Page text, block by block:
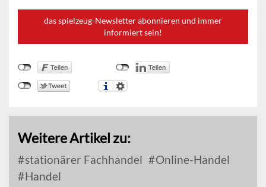
das spielzeug-Newsletter abonnieren und immer
informiert sein!
Weitere Artikel zu:
stationärer Fachhandel
Online-Handel
Handel